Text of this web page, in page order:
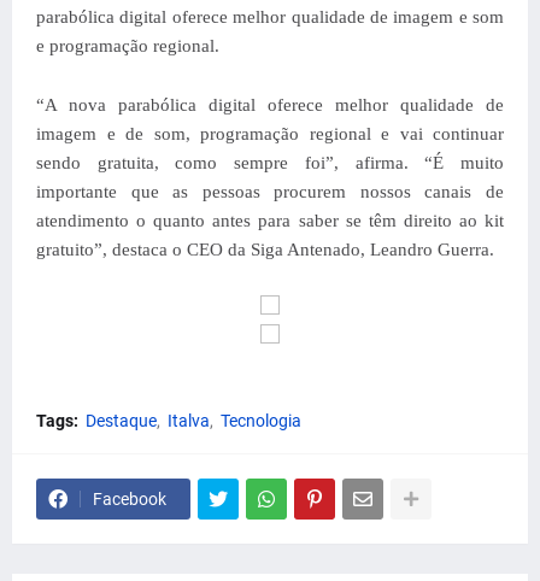
parabólica digital oferece melhor qualidade de imagem e som
e programação regional.
“A nova parabólica digital oferece melhor qualidade de
imagem e de som, programação regional e vai continuar
sendo gratuita, como sempre foi”, afirma. “É muito
importante que as pessoas procurem nossos canais de
atendimento o quanto antes para saber se têm direito ao kit
gratuito”, destaca o CEO da Siga Antenado, Leandro Guerra.
Tags: Destaque Italva Tecnologia
Facebook